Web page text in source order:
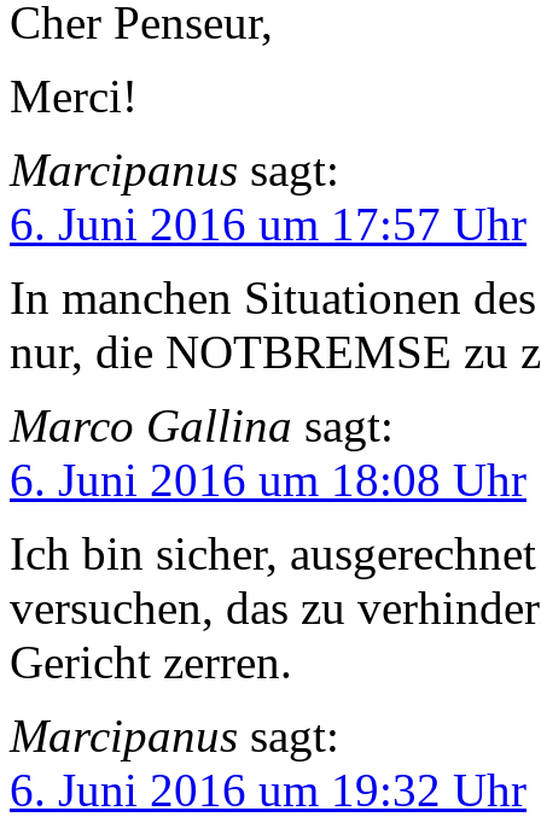
Cher Penseur,
Merci!
Marcipanus sagt:
6. Juni 2016 um 17:57 Uhr
In manchen Situationen
nur, die NOTBREMSE zu
Marco Gallina sagt:
6. Juni 2016 um 18:08 Uhr
Ich bin sicher,
versuchen, das zu
Gericht zerren.
Marcipanus sagt:
6. Juni 2016 um 19:32 Uhr